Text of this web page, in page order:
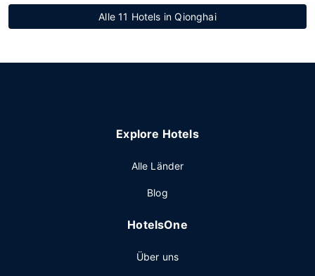
Alle 11 Hotels in Qionghai
Explore Hotels
Alle Länder
Blog
HotelsOne
Über uns